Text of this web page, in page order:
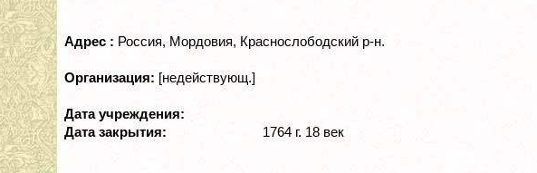
Адрес : Россия, Мордовия, Краснослободский р-н.
Организация: [недействующ.]
Дата учреждения:
Дата закрытия:
1764 г. 18 век